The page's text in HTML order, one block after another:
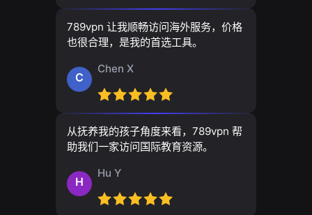
789vpn 让我顺畅访问海外服务，价格
也很合理，是我的首选工具。
C
Chen X
从抚养我的孩子角度来看，789vpn 帮
助我们一家访问国际教育资源。
H
Hu Y